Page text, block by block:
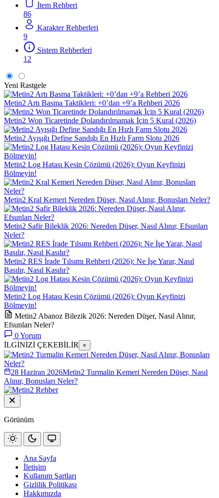
İtem Rehberi
86
Karakter Rehberleri
9
Sistem Rehberleri
12
Yeni Rastgele
Metin2 Artı Basma Taktikleri: +0’dan +9’a Rehberi 2026
Metin2 Won Ticaretinde Dolandırılmamak İçin 5 Kural (2026)
Metin2 Ayışığı Define Sandığı En Hızlı Farm Slotu 2026
Metin2 Log Hatası Kesin Çözümü (2026): Oyun Keyfinizi
Bölmeyin!
Metin2 Kral Kemeri Nereden Düşer, Nasıl Alınır, Bonusları Neler?
Metin2 Safir Bileklik 2026: Nereden Düşer, Nasıl Alınır, Efsunları
Neler?
Metin2 RES İrade Tılsımı Rehberi (2026): Ne İşe Yarar, Nasıl
Basılır, Nasıl Kasılır?
Metin2 Log Hatası Kesin Çözümü (2026): Oyun Keyfinizi
Bölmeyin!
Metin2 Abanoz Bilezik 2026: Nereden Düşer, Nasıl Alınır,
Efsunları Neler?
0Yorum
İLGİNİZİ ÇEKEBİLİR
×
28 Haziran 2026Metin2 Turmalin Kemeri Nereden Düşer, Nasıl
Alınır, Bonusları Neler?
Görünüm
Ana Sayfa
İletişim
Kullanım Şartları
Gizlilik Politikası
Hakkımızda